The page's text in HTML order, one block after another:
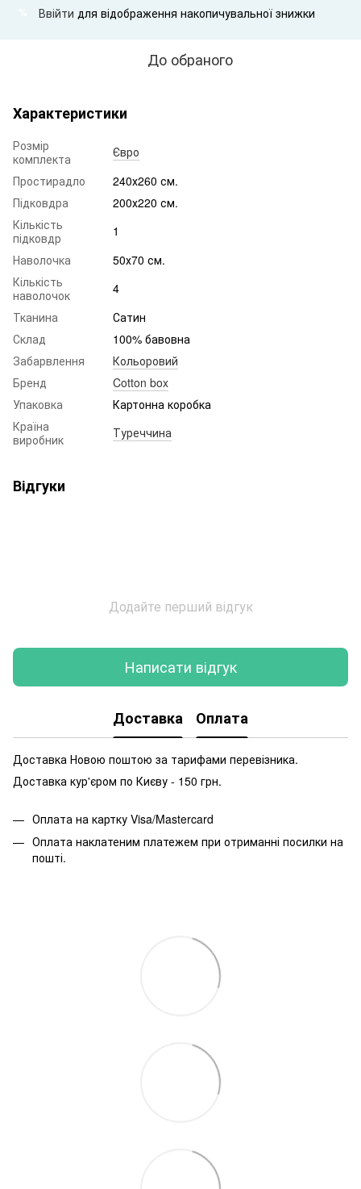
Ввійти для відображення накопичувальної знижки
До обраного
Характеристики
Розмір
комплекта
Євро
Простирадло
240х260 см.
Підковдра
200х220 см.
Кількість
підковдр
1
Наволочка
50х70 см.
Кількість
наволочок
4
Тканина
Сатин
Склад
100% бавовна
Забарвлення
Кольоровий
Бренд
Cotton box
Упаковка
Картонна коробка
Країна
виробник
Туреччина
Відгуки
Додайте перший відгук
Написати відгук
Доставка Оплата
Доставка Новою поштою за тарифами перевізника.
Доставка кур'єром по Києву - 150 грн.
Оплата на картку Visa/Mastercard
Оплата наклатеним платежем при отриманні посилки на
пошті.